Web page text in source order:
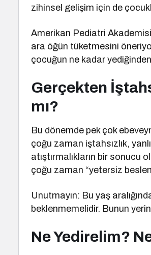
zihinsel gelişim için de
Amerikan Pediatri
ara öğün tüketmesini
çocuğun ne kadar
Gerçekten
mı?
Bu dönemde pek çok
çoğu zaman iştahsızlık,
atıştırmalıkların bir
çoğu zaman “yetersiz
Unutmayın: Bu yaş
beklenmemelidir. Bunun
Ne Yedirelim?